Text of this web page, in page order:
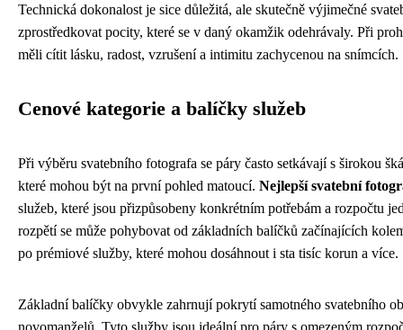
Technická dokonalost je sice důležitá, ale skutečně výjimečné
zprostředkovat pocity, které se v daný okamžik odehrávaly. Při
měli cítit lásku, radost, vzrušení a intimitu zachycenou na snímcích.
Cenové kategorie a balíčky služeb
Při výběru svatebního fotografa se páry často setkávají s širokou
které mohou být na první pohled matoucí. Nejlepší svatební
služeb, které jsou přizpůsobeny konkrétním potřebám a rozpočtu
rozpětí se může pohybovat od základních balíčků začínajících
po prémiové služby, které mohou dosáhnout i sta tisíc korun a více.
Základní balíčky obvykle zahrnují pokrytí samotného svatebního
novomanželů. Tyto služby jsou ideální pro páry s omezeným